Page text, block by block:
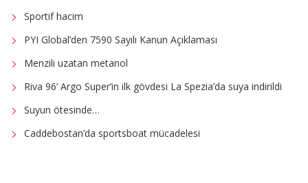
Sportif hacim
PYI Global’den 7590 Sayılı Kanun Açıklaması
Menzili uzatan metanol
Riva 96’ Argo Super’in ilk gövdesi La Spezia’da suya indirildi
Suyun ötesinde…
Caddebostan’da sportsboat mücadelesi